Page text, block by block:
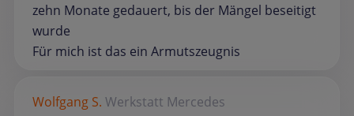
zehn Monate gedauert, bis der Mängel beseitigt
wurde
Für mich ist das ein Armutszeugnis
Wolfgang S. Werkstatt Mercedes